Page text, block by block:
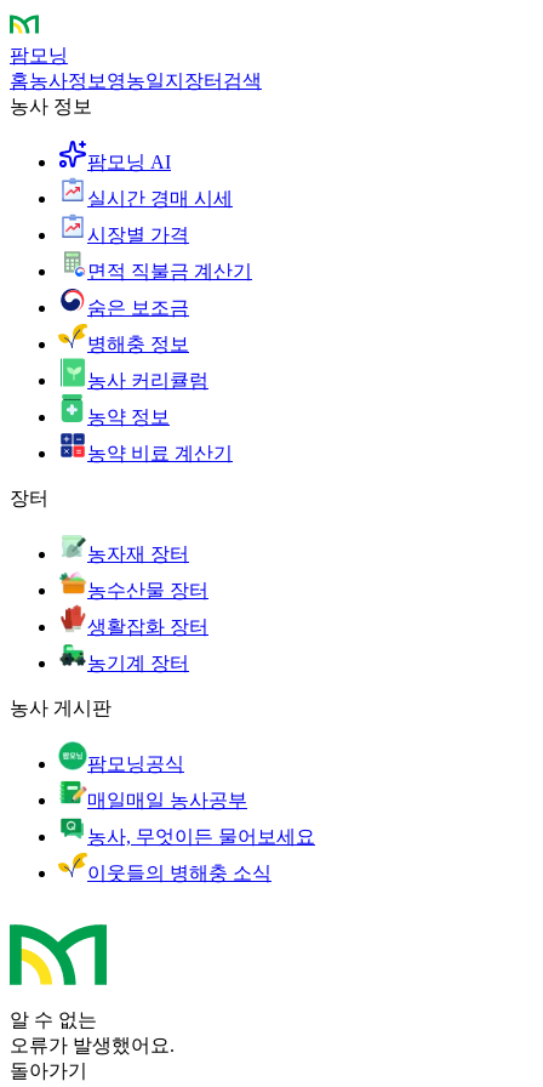
팜모닝
홈농사정보 영농일지 장터 검색
농사 정보
팜모닝 AI
실시간 경매 시세
시장별 가격
면적 직불금 계산기
숨은 보조금
병해충 정보
농사 커리큘럼
농약 정보
농약 비료 계산기
장터
농자재 장터
농수산물 장터
생활잡화 장터
농기계 장터
농사 게시판
팜모닝공식
매일매일 농사공부
농사, 무엇이든 물어보세요
이웃들의 병해충 소식
알 수 없는
오류가 발생했어요.
돌아가기